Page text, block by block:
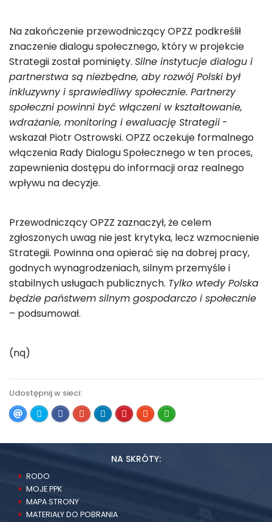
Na zakończenie przewodniczący OPZZ podkreślił
znaczenie dialogu społecznego, który w projekcie
Strategii został pominięty. Silne instytucje dialogu i
partnerstwa są niezbędne, aby rozwój Polski był
inkluzywny i sprawiedliwy społecznie. Partnerzy
społeczni powinni być włączeni w kształtowanie,
wdrażanie, monitoring i ewaluację Strategii -
wskazał Piotr Ostrowski. OPZZ oczekuje formalnego
włączenia Rady Dialogu Społecznego w ten proces,
zapewnienia dostępu do informacji oraz realnego
wpływu na decyzje.
Przewodniczący OPZZ zaznaczył, że celem
zgłoszonych uwag nie jest krytyka, lecz wzmocnienie
Strategii. Powinna ona opierać się na dobrej pracy,
godnych wynagrodzeniach, silnym przemyśle i
stabilnych usługach publicznych. Tylko wtedy Polska
będzie państwem silnym gospodarczo i społecznie
– podsumował.
(nq)
Udostępnij w sieci:
NA SKRÓTY:
RODO
MOJE PPK
MAPA STRONY
MATERIAŁY DO POBRANIA